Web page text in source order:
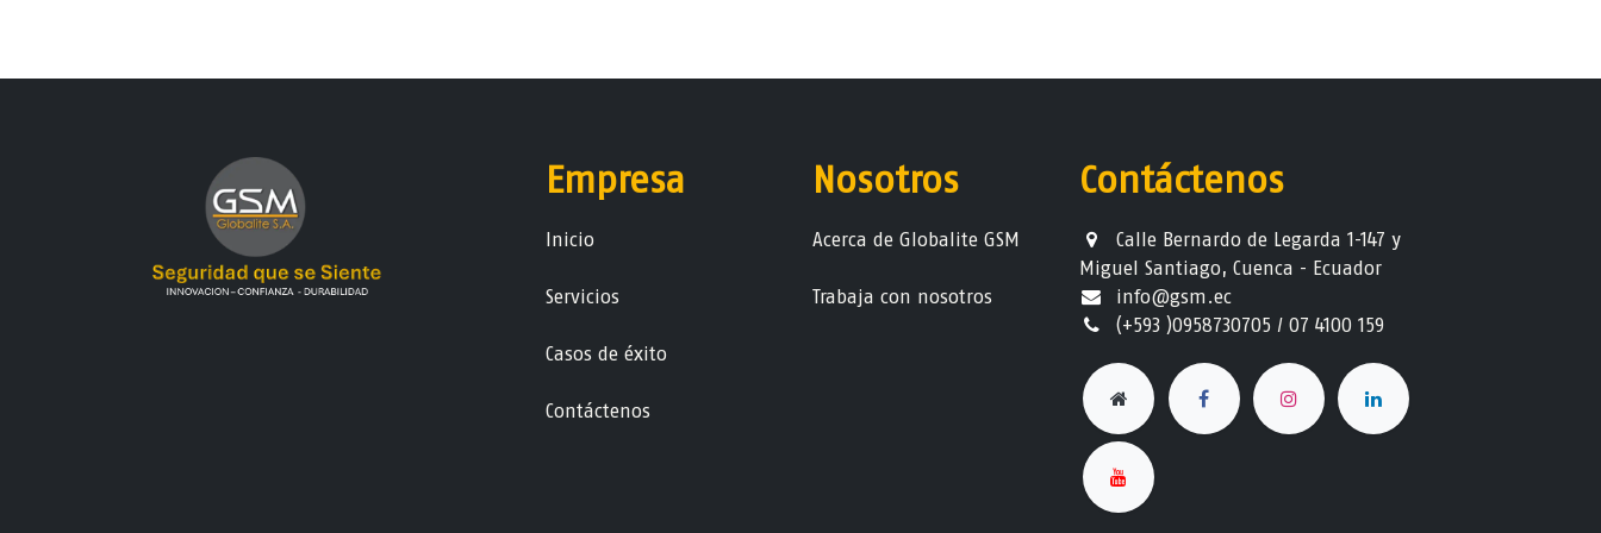
Contáctenos
Calle Bernardo de Legarda 1-147 y
Miguel Santiago, Cuenca - Ecuador
info@gsm.ec​
(+593 )0958730705 / 07 4100 159
Empresa
Ini​ci​o
Servicios
Casos de éxito
Contáctenos
Nosotros
Acerca de Globalite GSM
Trabaja con nosotros